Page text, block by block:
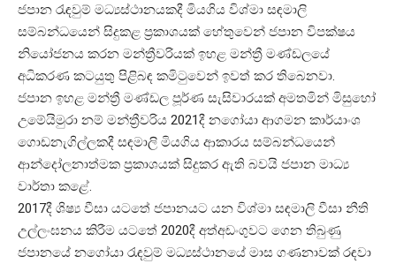
ජපාන රැඳවුම් මධ්‍යස්ථානයකදී මියගිය විශ්මා සඳමාලි
සම්බන්ධයෙන් සිදුකළ ප්‍රකාශයක් හේතුවෙන් ජපාන විපක්ෂය
නියෝජනය කරන මන්ත්‍රීවරියක් ඉහළ මන්ත්‍රී මණ්ඩලයේ
අධිකරණ කටයුතු පිළිබඳ කමිටුවෙන් ඉවත් කර තිබෙනවා.
ජපාන ඉහළ මන්ත්‍රී මණ්ඩල පූර්ණ සැසිවාරයක් අමතමින් මිසුහෝ
උමේයිමුරා නම් මන්ත්‍රීවරිය 2021දී නගෝයා ආගමන කාර්යාංශ
ගොඩනැගිල්ලකදී සඳමාලි මියගිය ආකාරය සම්බන්ධයෙන්
ආන්දෝලනාත්මක ප්‍රකාශයක් සිදුකර ඇති බවයි ජපාන මාධ්‍ය
වාර්තා කළේ.
2017දී ශිෂ්‍ය වීසා යටතේ ජපානයට යන විශ්මා සඳමාලි වීසා නීති
උල්ලංඝනය කිරීම යටතේ 2020දී අත්අඩංගුවට ගෙන තිබුණු
ජපානයේ නගෝයා රැඳවුම් මධ්‍යස්ථානයේ මාස ගණනාවක් රඳවා